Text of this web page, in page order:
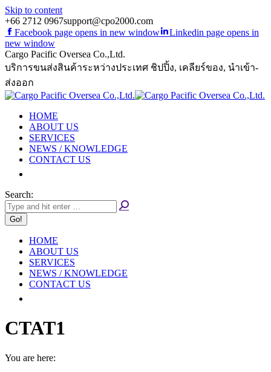
Skip to content
+66 2712 0967support@cpo2000.com
Facebook page opens in new window
Linkedin page opens in
new window
Cargo Pacific Oversea Co.,Ltd.
บริการขนส่งสินค้าระหว่างประเทศ ชิปปิ้ง, เคลียร์ของ, นำเข้า-
ส่งออก
HOME
ABOUT US
SERVICES
NEWS / KNOWLEDGE
CONTACT US
Search:
HOME
ABOUT US
SERVICES
NEWS / KNOWLEDGE
CONTACT US
CTAT1
You are here: